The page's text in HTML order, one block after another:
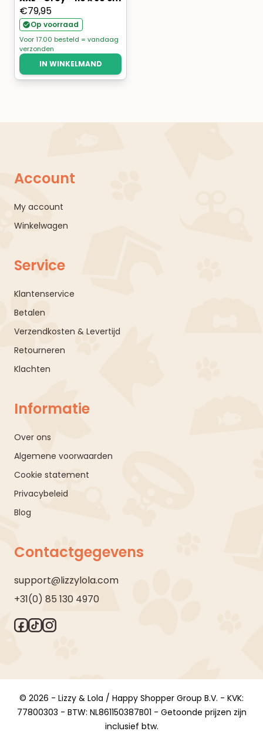
€79,95
Op voorraad
Voor 17.00 besteld = vandaag
verzonden
IN WINKELMAND
Account
My account
Winkelwagen
Service
Klantenservice
Betalen
Verzendkosten & Levertijd
Retourneren
Klachten
Informatie
Over ons
Algemene voorwaarden
Cookie statement
Privacybeleid
Blog
Contactgegevens
support@lizzylola.com
+31(0) 85 130 4970
© 2026 - Lizzy & Lola / Happy Shopper Group B.V. - KVK:
77800303 - BTW: NL861150387B01 - Getoonde prijzen zijn
inclusief btw.